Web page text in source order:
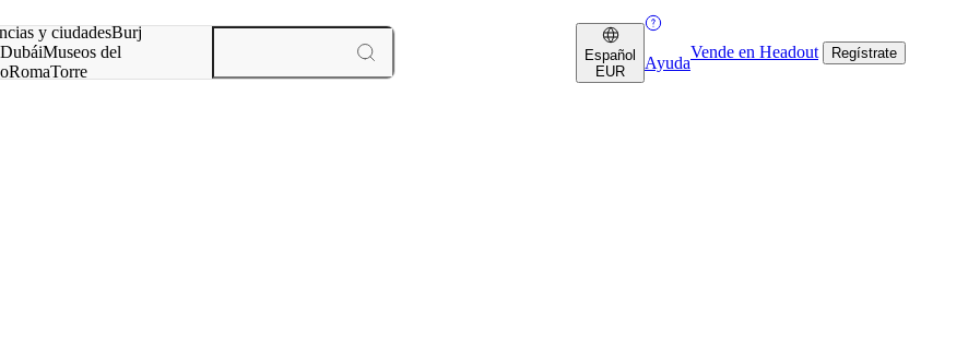
y ciudadesBurj
DubáiMuseos del
RomaTorre
Español
EUR
Ayuda
Vende en Headout Regístrate